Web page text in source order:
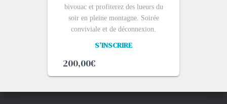
bivouac et profiterez des lueurs du
soir en pleine montagne. Soirée
conviviale et de déconnexion.
S’INSCRIRE
200,00€